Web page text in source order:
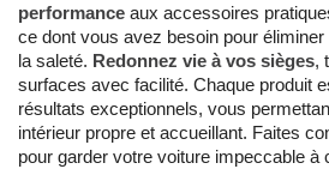
performance aux accessoires
ce dont vous avez besoin pour
la saleté. Redonnez vie à vos sièges,
surfaces avec facilité. Chaque produit
résultats exceptionnels, vous
intérieur propre et accueillant. Faites
pour garder votre voiture impeccable à